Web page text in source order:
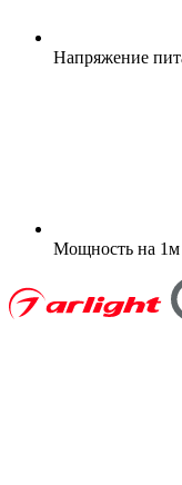
Напряжение
Мощность на 1м